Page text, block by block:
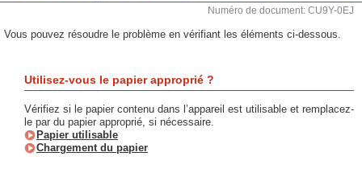
Numéro de document: CU9Y-0EJ
Vous pouvez résoudre le problème en vérifiant les éléments ci-dessous.
Utilisez-vous le papier approprié ?
Vérifiez si le papier contenu dans l’appareil est utilisable et remplacez-
le par du papier approprié, si nécessaire.
Papier utilisable
Chargement du papier